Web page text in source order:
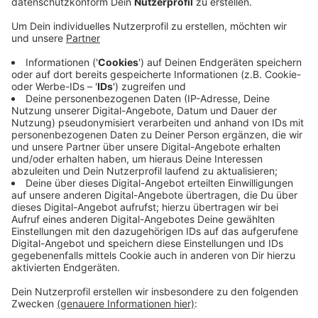
2.999 Menschen sind aktuell in Köln im Moment mit
Corona infiziert. 55 von ihnen befinden sich auf einer
Intensivstation.
Wegen der weiter steigenden Zahlen bleiben ab
Montag auch in Köln die Gaststätten geschlossen,
auch Fitnessstudios, Schwimmbäder und Museen
bleiben zu. Am Freitag hatte Oberbürgermeisterin
Reker gesagt, die Lage in Köln sei kurz davor,
unkontrollierbar zu werden.